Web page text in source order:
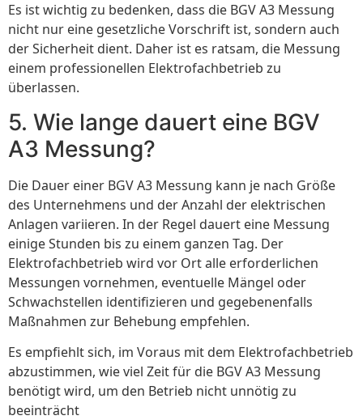
Es ist wichtig zu bedenken, dass die BGV A3 Messung
nicht nur eine gesetzliche Vorschrift ist, sondern auch
der Sicherheit dient. Daher ist es ratsam, die Messung
einem professionellen Elektrofachbetrieb zu
überlassen.
5. Wie lange dauert eine BGV
A3 Messung?
Die Dauer einer BGV A3 Messung kann je nach Größe
des Unternehmens und der Anzahl der elektrischen
Anlagen variieren. In der Regel dauert eine Messung
einige Stunden bis zu einem ganzen Tag. Der
Elektrofachbetrieb wird vor Ort alle erforderlichen
Messungen vornehmen, eventuelle Mängel oder
Schwachstellen identifizieren und gegebenenfalls
Maßnahmen zur Behebung empfehlen.
Es empfiehlt sich, im Voraus mit dem Elektrofachbetrieb
abzustimmen, wie viel Zeit für die BGV A3 Messung
benötigt wird, um den Betrieb nicht unnötig zu
beeinträcht